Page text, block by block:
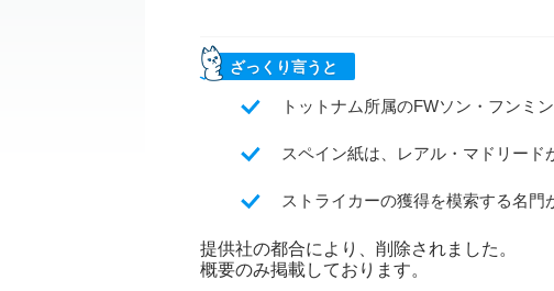
ざっくり言うと
トットナム所属のFWソン・フンミ
スペイン紙は、レアル・マドリー
ストライカーの獲得を模索する名
提供社の都合により、削除されました。
概要のみ掲載しております。